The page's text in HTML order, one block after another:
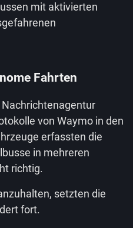
mit aktivierten
Fahrten
von Waymo in den
erfassten die
in mehreren
richtig.
setzten die
fort.